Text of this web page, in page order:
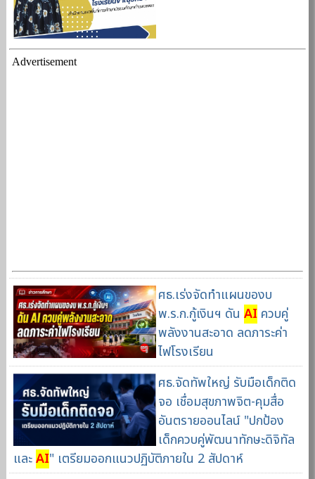
Advertisement
ศธ.เร่งจัดทำแผนของบ
พ.ร.ก.กู้เงินฯ ดัน AI ควบคู่
พลังงานสะอาด ลดภาระค่า
ไฟโรงเรียน
ศธ.จัดทัพใหญ่ รับมือเด็กติด
จอ เชื่อมสุขภาพจิต-คุมสื่อ
อันตรายออนไลน์ "ปกป้อง
เด็กควบคู่พัฒนาทักษะดิจิทัล
และAI" เตรียมออกแนวปฏิบัติภายใน 2 สัปดาห์